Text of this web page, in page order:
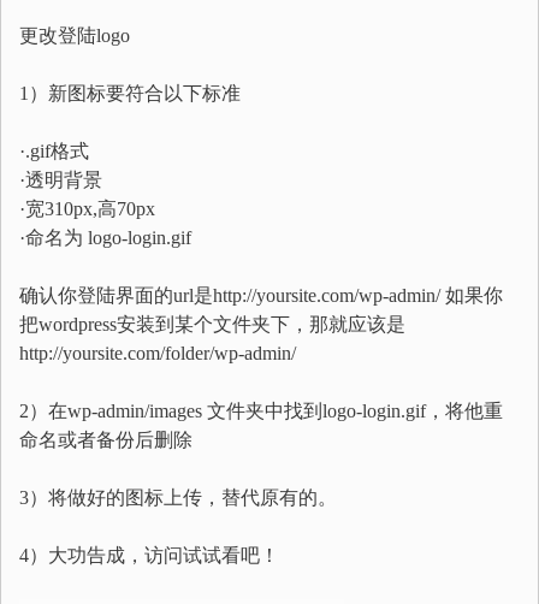
更改登陆logo
1）新图标要符合以下标准
·.gif格式
·透明背景
·宽310px,高70px
·命名为 logo-login.gif
确认你登陆界面的url是http://yoursite.com/wp-admin/ 如果你
把wordpress安装到某个文件夹下，那就应该是
http://yoursite.com/folder/wp-admin/
2）在wp-admin/images 文件夹中找到logo-login.gif，将他重
命名或者备份后删除
3）将做好的图标上传，替代原有的。
4）大功告成，访问试试看吧！